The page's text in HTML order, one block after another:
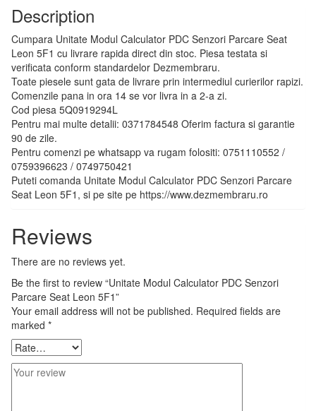
Description
Cumpara Unitate Modul Calculator PDC Senzori Parcare Seat
Leon 5F1 cu livrare rapida direct din stoc. Piesa testata si
verificata conform standardelor Dezmembraru.
Toate piesele sunt gata de livrare prin intermediul curierilor rapizi.
Comenzile pana in ora 14 se vor livra in a 2-a zi.
Cod piesa 5Q0919294L
Pentru mai multe detalii: 0371784548 Oferim factura si garantie
90 de zile.
Pentru comenzi pe whatsapp va rugam folositi: 0751110552 /
0759396623 / 0749750421
Puteti comanda Unitate Modul Calculator PDC Senzori Parcare
Seat Leon 5F1, si pe site pe https://www.dezmembraru.ro
Reviews
There are no reviews yet.
Be the first to review “Unitate Modul Calculator PDC Senzori
Parcare Seat Leon 5F1”
Your email address will not be published. Required fields are
marked *